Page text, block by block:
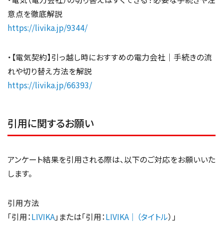
意点を徹底解説
https://livika.jp/9344/
・【電気契約】引っ越し時におすすめの電力会社｜手続きの流
れや切り替え方法を解説
https://livika.jp/66393/
引用に関するお願い
アンケート結果を引用される際は、以下のご対応をお願いいた
します。
引用方法
「引用：LIVIKA」または「引用：LIVIKA｜（タイトル）」